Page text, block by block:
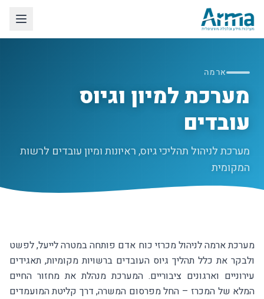
דלג לתוכן הראשי
ארמה
מערכת למיון וגיוס
עובדים
מערכת לניהול תהליכי גיוס, ראיונות ומיון עובדים לרשות
המקומית
מערכת ארמה לניהול מכרזי כוח אדם פותחה במטרה לייעל, לפשט
ולבקר את כלל תהליך גיוס העובדים ברשויות מקומיות, תאגידים
עירוניים וארגונים ציבוריים. המערכת מנהלת את מחזור החיים
המלא של המכרז – החל מפרסום המשרה, דרך קליטת המועמדים